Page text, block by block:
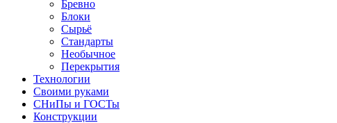
Бревно
Блоки
Сырьё
Стандарты
Необычное
Перекрытия
Технологии
Своими руками
СНиПы и ГОСТы
Конструкции